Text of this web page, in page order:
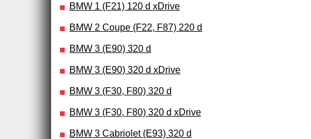
BMW 1 (F21) 120 d xDrive
BMW 2 Coupe (F22, F87) 220 d
BMW 3 (E90) 320 d
BMW 3 (E90) 320 d xDrive
BMW 3 (F30, F80) 320 d
BMW 3 (F30, F80) 320 d xDrive
BMW 3 Cabriolet (E93) 320 d